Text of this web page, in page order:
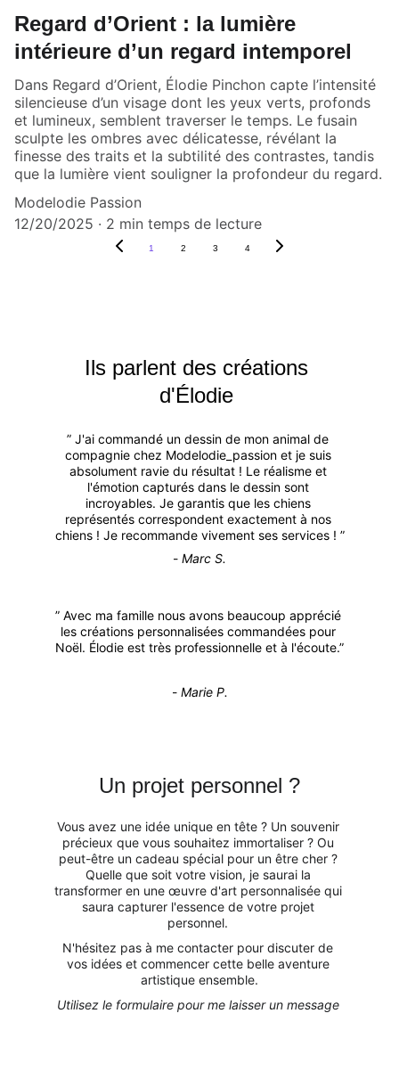
Regard d’Orient : la lumière
intérieure d’un regard intemporel
Dans Regard d’Orient, Élodie Pinchon capte l’intensité
silencieuse d’un visage dont les yeux verts, profonds
et lumineux, semblent traverser le temps. Le fusain
sculpte les ombres avec délicatesse, révélant la
finesse des traits et la subtilité des contrastes, tandis
que la lumière vient souligner la profondeur du regard.
Modelodie Passion
12/20/2025
2 min temps de lecture
1 2 3 4
Ils parlent des créations
d'Élodie
” J'ai commandé un dessin de mon animal de
compagnie chez Modelodie_passion et je suis
absolument ravie du résultat ! Le réalisme et
l'émotion capturés dans le dessin sont
incroyables. Je garantis que les chiens
représentés correspondent exactement à nos
chiens ! Je recommande vivement ses services ! ”
- Marc S.
” Avec ma famille nous avons beaucoup apprécié
les créations personnalisées commandées pour
Noël. Élodie est très professionnelle et à l'écoute.”
- Marie P.
Un projet personnel ?
Vous avez une idée unique en tête ? Un souvenir
précieux que vous souhaitez immortaliser ? Ou
peut-être un cadeau spécial pour un être cher ?
Quelle que soit votre vision, je saurai la
transformer en une œuvre d'art personnalisée qui
saura capturer l'essence de votre projet
personnel.
N'hésitez pas à me contacter pour discuter de
vos idées et commencer cette belle aventure
artistique ensemble.
Utilisez le formulaire pour me laisser un message